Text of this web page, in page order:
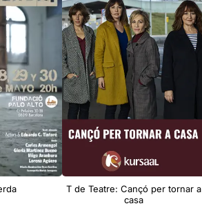
T de Teatre: Cançó per tornar a
casa